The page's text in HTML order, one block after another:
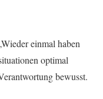
einmal haben
optimal
bewusst.